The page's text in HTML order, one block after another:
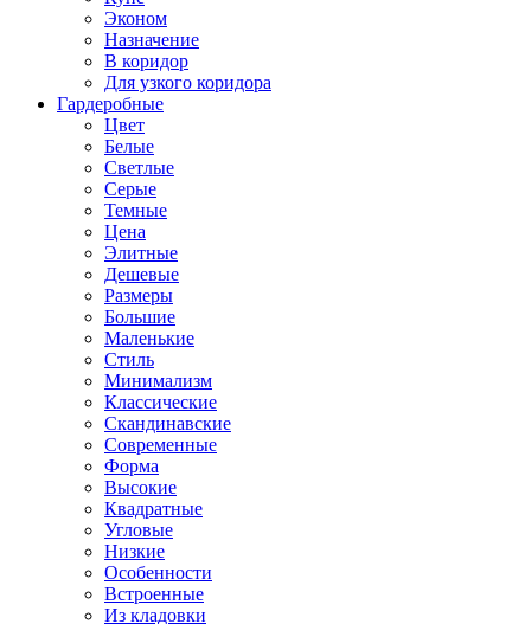
Эконом
Назначение
В коридор
Для узкого коридора
Гардеробные
Цвет
Белые
Светлые
Серые
Темные
Цена
Элитные
Дешевые
Размеры
Большие
Маленькие
Стиль
Минимализм
Классические
Скандинавские
Современные
Форма
Высокие
Квадратные
Угловые
Низкие
Особенности
Встроенные
Из кладовки